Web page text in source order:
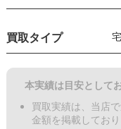
買取タイプ
本実績は目安として
買取実績は、当店
金額を掲載しており